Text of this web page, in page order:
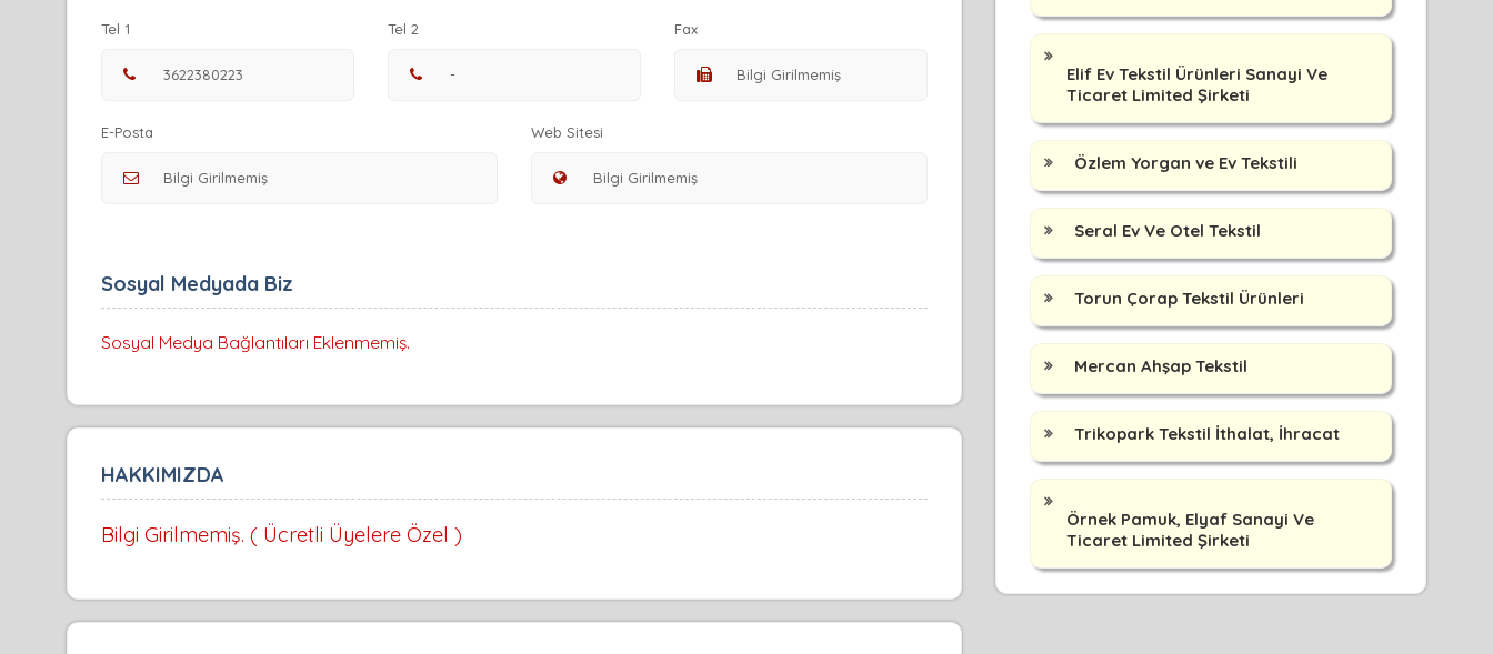
Tel 1 Tel 2 Fax
E-Posta Web Sitesi
Sosyal Medyada Biz
Sosyal Medya Bağlantıları Eklenmemiş.
HAKKIMIZDA
Bilgi Girilmemiş. ( Ücretli Üyelere Özel )
Elif Ev Tekstil Ürünleri Sanayi Ve
Ticaret Limited Şirketi
Özlem Yorgan ve Ev Tekstili
Seral Ev Ve Otel Tekstil
Torun Çorap Tekstil Ürünleri
Mercan Ahşap Tekstil
Trikopark Tekstil İthalat, İhracat
Örnek Pamuk, Elyaf Sanayi Ve
Ticaret Limited Şirketi